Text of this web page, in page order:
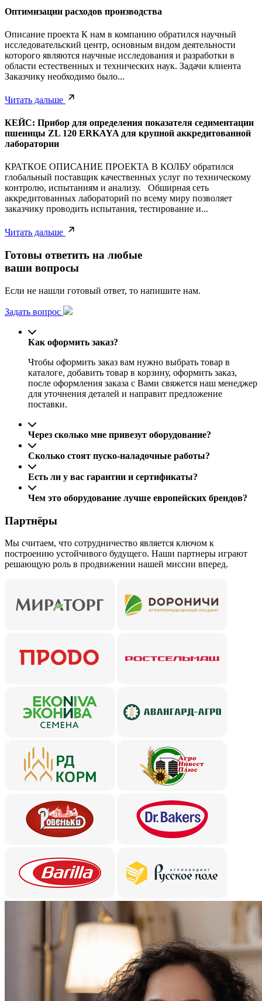
Оптимизации расходов производства
Описание проекта К нам в компанию обратился научный
исследовательский центр, основным видом деятельности
которого являются научные исследования и разработки в
области естественных и технических наук. Задачи клиента
Заказчику необходимо было...
Читать дальше
КЕЙС: Прибор для определения показателя седиментации
пшеницы ZL 120 ERKAYA для крупной аккредитованной
лаборатории
КРАТКОЕ ОПИСАНИЕ ПРОЕКТА В КОЛБУ обратился
глобальный поставщик качественных услуг по техническому
контролю, испытаниям и анализу. Обширная сеть
аккредитованных лабораторий по всему миру позволяет
заказчику проводить испытания, тестирование и...
Читать дальше
Готовы ответить на любые
ваши вопросы
Если не нашли готовый ответ, то напишите нам.
Задать вопрос
Как оформить заказ?
Чтобы оформить заказ вам нужно выбрать товар в
каталоге, добавить товар в корзину, оформить заказ,
после оформления заказа с Вами свяжется наш менеджер
для уточнения деталей и направит предложение
поставки.
Через сколько мне привезут оборудование?
Сколько стоят пуско-наладочные работы?
Есть ли у вас гарантии и сертификаты?
Чем это оборудование лучше европейских брендов?
Партнёры
Мы считаем, что сотрудничество является ключом к
построению устойчивого будущего. Наши партнеры играют
решающую роль в продвижении нашей миссии вперед.